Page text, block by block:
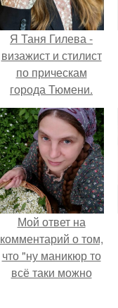
Я Таня Гилева -
визажист и стилист
по прическам
города Тюмени.
Мой ответ на
комментарий о том,
что "ну маникюр то
всё таки можно